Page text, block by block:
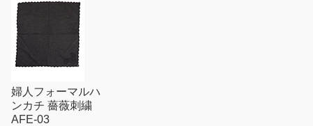
婦人フォーマルハ
ンカチ 薔薇刺繍
AFE-03